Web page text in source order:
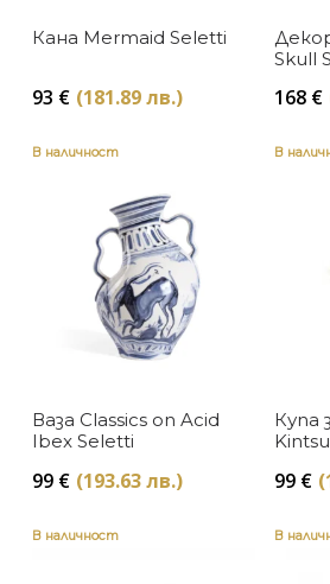
Кана Mermaid Seletti
93 € (181.89 лв.)
Skull
168 €
В наличност
Ваза Classics on Acid
Ibex Seletti
99 € (193.63 лв.)
В
Купа
99 €
В наличност В